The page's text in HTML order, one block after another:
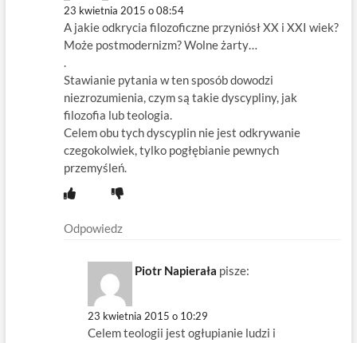
23 kwietnia 2015 o 08:54
A jakie odkrycia filozoficzne przyniósł XX i XXI wiek?
Może postmodernizm? Wolne żarty…
.
Stawianie pytania w ten sposób dowodzi
niezrozumienia, czym są takie dyscypliny, jak
filozofia lub teologia.
Celem obu tych dyscyplin nie jest odkrywanie
czegokolwiek, tylko pogłębianie pewnych
przemyśleń.
Odpowiedz
Piotr Napierała pisze:
23 kwietnia 2015 o 10:29
Celem teologii jest ogłupianie ludzi i